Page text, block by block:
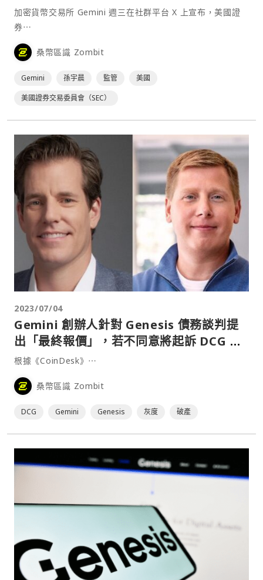
加密貨幣交易所 Gemini 週三在社群平台 X 上宣布，美國證
券⋯
桑幣區識 Zombit
Gemini 孫宇晨 監管
美國
美國證券交易委員會（SEC）
2023/07/04
Gemini 創辦人針對 Genesis 債務談判提
出「最終報價」，若不同意將起訴 DCG 及
其創辦人
根據《CoinDesk》⋯
桑幣區識 Zombit
DCG Gemini Genesis 灰度 破產